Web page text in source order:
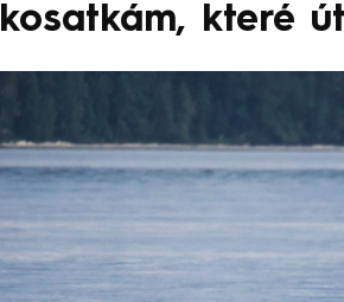
kosatkám, které